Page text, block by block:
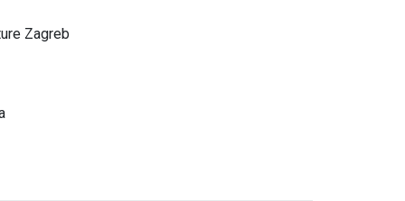
Zagreb